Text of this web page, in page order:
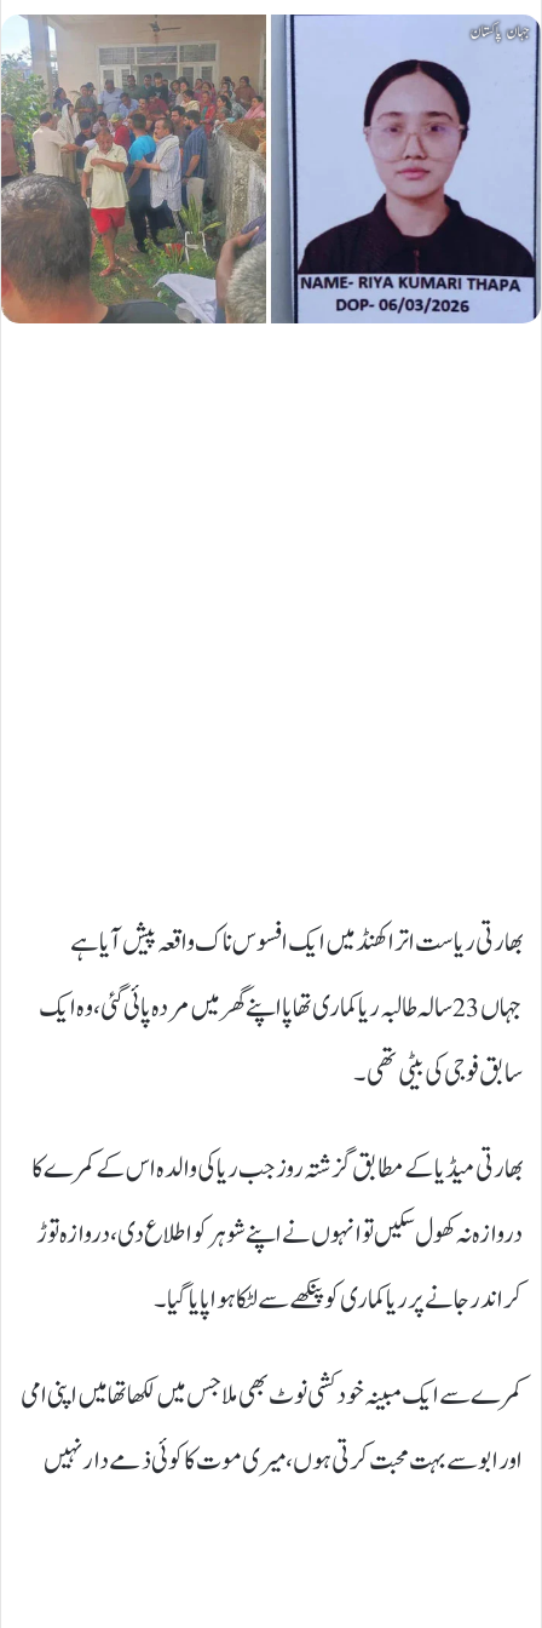
بھارتی ریاست اتراکھنڈ میں ایک افسوس ناک واقعہ پیش آیا ہے
جہاں 23 سالہ طالبہ ریا کمارى تھاپا اپنے گھر میں مردہ پائی گئی، وہ ایک
سابق فوجی کی بیٹی تھی۔
بھارتی میڈیا کے مطابق گزشتہ روز جب ریا کی والدہ اس کے کمرے کا
دروازہ نہ کھول سکیں تو انہوں نے اپنے شوہر کو اطلاع دی، دروازہ توڑ
کر اندر جانے پر ریا کماری کو پنکھے سے لٹکا ہوا پایا گیا۔
کمرے سے ایک مبینہ خودکشی نوٹ بھی ملا جس میں لکھا تھا میں اپنی امی
اور ابو سے بہت محبت کرتی ہوں، میری موت کا کوئی ذمے دار نہیں